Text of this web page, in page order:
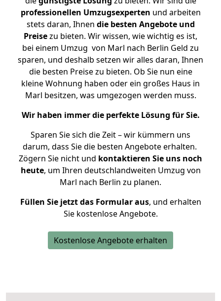
professionellen Umzugsexperten und arbeiten
stets daran, Ihnen die besten Angebote und
Preisezu bieten. Wir wissen, wie wichtig es ist,
bei einem Umzug von Marl nach Berlin Geld zu
sparen, und deshalb setzen wir alles daran, Ihnen
die besten Preise zu bieten. Ob Sie nun eine
kleine Wohnung haben oder ein großes Haus in
Marl besitzen, was umgezogen werden muss.
Wir haben immer die perfekte Lösung für Sie.
Sparen Sie sich die Zeit – wir kümmern uns
darum, dass Sie die besten Angebote erhalten.
Zögern Sie nicht und kontaktieren Sie uns noch
heute, um Ihren deutschlandweiten Umzug von
Marl nach Berlin zu planen.
Füllen Sie jetzt das Formular aus, und erhalten
Sie kostenlose Angebote.
Kostenlose Angebote erhalten